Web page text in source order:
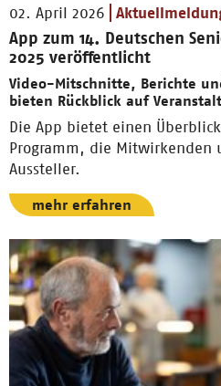
02. April 2026
App zum 14. Deutschen
2025 veröffentlicht
Video-Mitschnitte, Berichte
bieten Rückblick auf
Die App bietet einen
Programm, die Mitwirkenden
Aussteller.
mehr erfahren